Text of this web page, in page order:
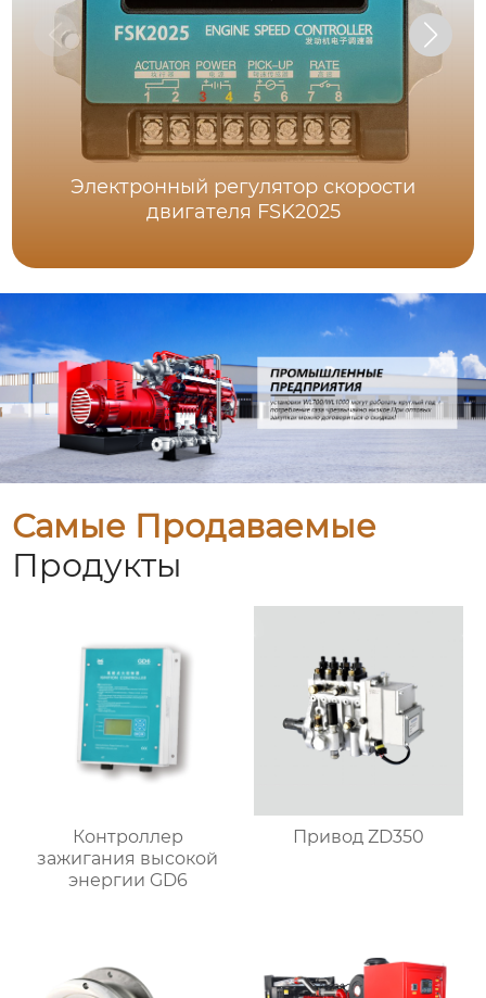
Электронный регулятор скорости
двигателя FSK2025
Самые Продаваемые
Продукты
Контроллер
зажигания высокой
энергии GD6
Привод ZD350